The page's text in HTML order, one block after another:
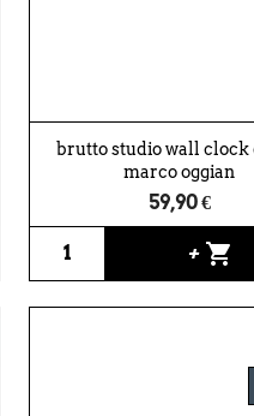
brutto studio wall clock
marco oggian
59,90 €
+ shopping_cart